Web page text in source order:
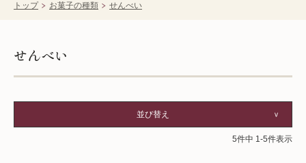
トップ お菓子の種類 せんべい
せんべい
並び替え
5件中 1-5件表示